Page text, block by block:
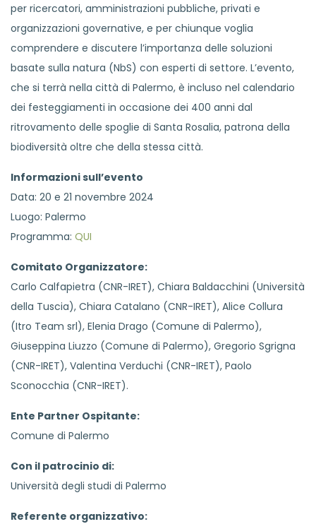
per ricercatori, amministrazioni pubbliche, privati e
organizzazioni governative, e per chiunque voglia
comprendere e discutere l’importanza delle soluzioni
basate sulla natura (NbS) con esperti di settore. L’evento,
che si terrà nella città di Palermo, è incluso nel calendario
dei festeggiamenti in occasione dei 400 anni dal
ritrovamento delle spoglie di Santa Rosalia, patrona della
biodiversità oltre che della stessa città.
Informazioni sull’evento
Data: 20 e 21 novembre 2024
Luogo: Palermo
Programma: QUI
Comitato Organizzatore:
Carlo Calfapietra (CNR-IRET), Chiara Baldacchini (Università
della Tuscia), Chiara Catalano (CNR-IRET), Alice Collura
(Itro Team srl), Elenia Drago (Comune di Palermo),
Giuseppina Liuzzo (Comune di Palermo), Gregorio Sgrigna
(CNR-IRET), Valentina Verduchi (CNR-IRET), Paolo
Sconocchia (CNR-IRET).
Ente Partner Ospitante:
Comune di Palermo
Con il patrocinio di:
Università degli studi di Palermo
Referente organizzativo: